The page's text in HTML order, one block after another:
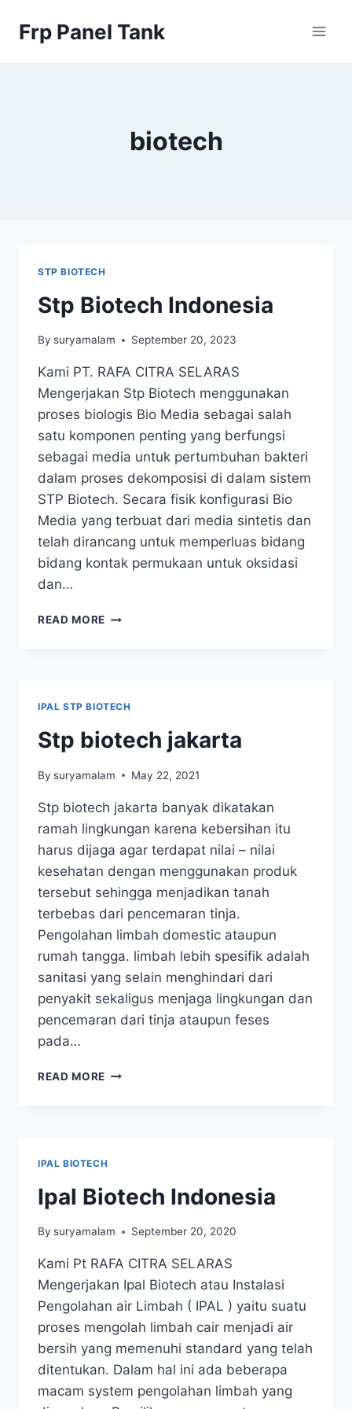
Frp Panel Tank
biotech
STP BIOTECH
Stp Biotech Indonesia
By suryamalam September 20, 2023
Kami PT. RAFA CITRA SELARAS
Mengerjakan Stp Biotech menggunakan
proses biologis Bio Media sebagai salah
satu komponen penting yang berfungsi
sebagai media untuk pertumbuhan bakteri
dalam proses dekomposisi di dalam sistem
STP Biotech. Secara fisik konfigurasi Bio
Media yang terbuat dari media sintetis dan
telah dirancang untuk memperluas bidang
bidang kontak permukaan untuk oksidasi
dan…
READ MORE STP
IPAL STP BIOTECH
Stp biotech jakarta
By suryamalam May 22, 2021
Stp biotech jakarta banyak dikatakan
ramah lingkungan karena kebersihan itu
harus dijaga agar terdapat nilai – nilai
kesehatan dengan menggunakan produk
tersebut sehingga menjadikan tanah
terbebas dari pencemaran tinja.
Pengolahan limbah domestic ataupun
rumah tangga. limbah lebih spesifik adalah
sanitasi yang selain menghindari dari
penyakit sekaligus menjaga lingkungan dan
pencemaran dari tinja ataupun feses
pada…
READ MORE STP
IPAL BIOTECH
Ipal Biotech Indonesia
By suryamalam September 20, 2020
Kami Pt RAFA CITRA SELARAS
Mengerjakan Ipal Biotech atau Instalasi
Pengolahan air Limbah ( IPAL ) yaitu suatu
proses mengolah limbah cair menjadi air
bersih yang memenuhi standard yang telah
ditentukan. Dalam hal ini ada beberapa
macam system pengolahan limbah yang